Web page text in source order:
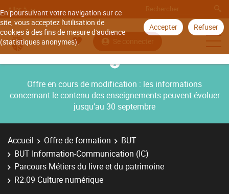
En poursuivant votre navigation sur ce
site, vous acceptez l'utilisation de
cookies à des fins de mesure d'audience
(statistiques anonymes).
Accepter Refuser
Aller à
Se connecter
Offre en cours de modification : les informations
concernant le contenu des enseignements peuvent évoluer
jusqu’au 30 septembre
Accueil Offre de formation
BUT
BUT Information-Communication (IC)
Parcours Métiers du livre et du patrimoine
R2.09 Culture numérique